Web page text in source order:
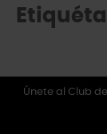
Únete al Club